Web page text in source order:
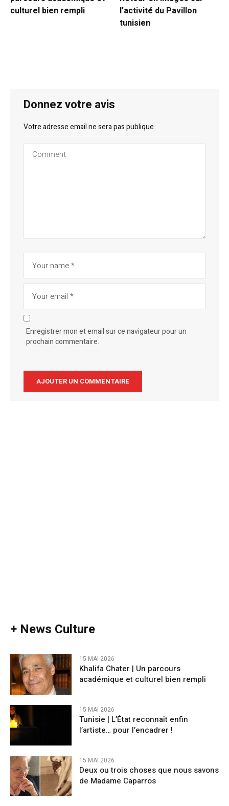
culturel bien rempli
l’activité du Pavillon
tunisien
Donnez votre avis
Votre adresse email ne sera pas publique.
Enregistrer mon et email sur ce navigateur pour un
prochain commentaire.
+ News Culture
15 MAI 2026
Khalifa Chater | Un parcours
académique et culturel bien rempli
15 MAI 2026
Tunisie | L’État reconnaît enfin
l’artiste… pour l’encadrer !
15 MAI 2026
Deux ou trois choses que nous savons
de Madame Caparros